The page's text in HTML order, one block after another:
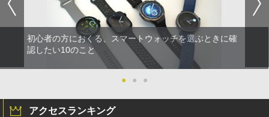
初心者の方におくる、スマートウォッチを選ぶときに確
認したい10のこと
● ● ●
アクセスランキング